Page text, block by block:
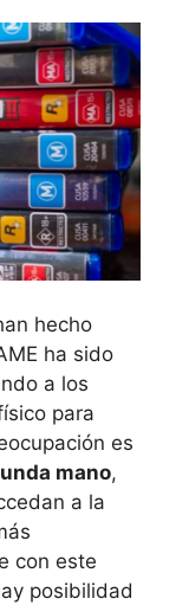
hecho
ha sido
a los
para
es
mano,
a la
con este
posibilidad